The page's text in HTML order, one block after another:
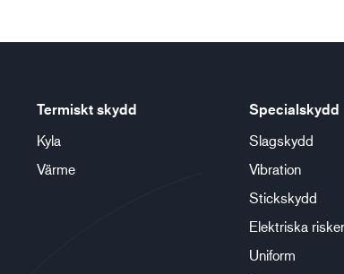
Termiskt skydd
Kyla
Värme
Specialskydd
Slagskydd
Vibration
Stickskydd
Elektriska risker
Uniform